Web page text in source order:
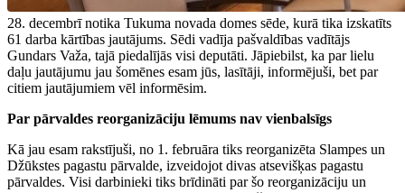
28. decembrī notika Tukuma novada domes sēde, kurā tika izskatīts
61 darba kārtības jautājums. Sēdi vadīja pašvaldības vadītājs
Gundars Važa, tajā piedalījās visi deputāti. Jāpiebilst, ka par lielu
daļu jautājumu jau šomēnes esam jūs, lasītāji, informējuši, bet par
citiem jautājumiem vēl informēsim.
Par pārvaldes reorganizāciju lēmums nav vienbalsīgs
Kā jau esam rakstījuši, no 1. februāra tiks reorganizēta Slampes un
Džūkstes pagastu pārvalde, izveidojot divas atsevišķas pagastu
pārvaldes. Visi darbinieki tiks brīdināti par šo reorganizāciju un